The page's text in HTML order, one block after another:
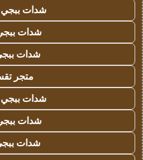
شدات
شدات
شدات
متجر
شدات
شدات
شدات